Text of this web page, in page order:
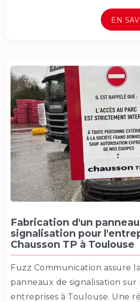
EN
Fabrication d'un
signalisation pour
Chausson TP à Toulouse
Fuzz Communication assure
panneaux de signalisation
entreprises à Toulouse. Une